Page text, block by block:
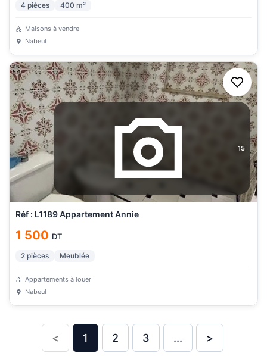
4 pièces 400 m²
Maisons à vendre
Nabeul
15
Réf : L1189 Appartement Annie
1 500 DT
2 pièces Meublée
Appartements à louer
Nabeul
< 1 2 3 ... >